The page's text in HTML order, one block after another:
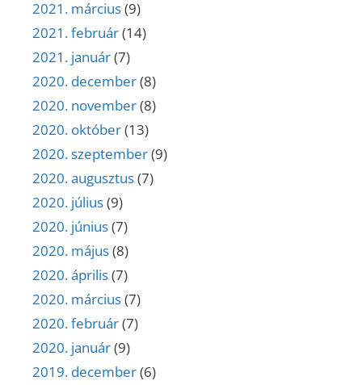
2021. március(9)
2021. február(14)
2021. január(7)
2020. december(8)
2020. november(8)
2020. október(13)
2020. szeptember(9)
2020. augusztus(7)
2020. július(9)
2020. június(7)
2020. május(8)
2020. április(7)
2020. március(7)
2020. február(7)
2020. január(9)
2019. december(6)